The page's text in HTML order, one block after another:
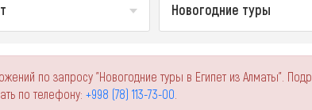
Новогодние туры
по запросу "Новогодние туры в Египет из Алматы".
по телефону: +998 (78) 113-73-00